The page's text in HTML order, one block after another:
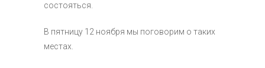
состояться.
В пятницу 12 ноября мы поговорим о таких
местах.